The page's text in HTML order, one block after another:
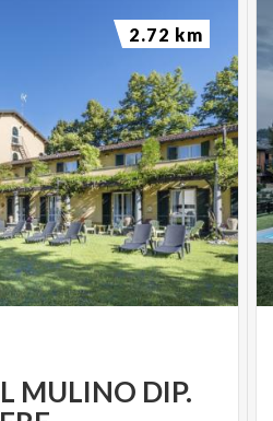
MULINO DIP.
2.72 km